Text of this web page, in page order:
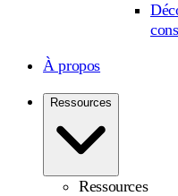
À propos
Ressources
Ressources